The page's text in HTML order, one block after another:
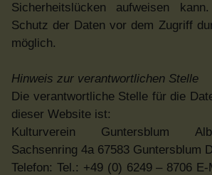
Sicherheitslücken aufweisen
Schutz der Daten vor dem Zugriff
möglich.
Hinweis zur verantwortlichen Stelle
Die verantwortliche Stelle für die
dieser Website ist:
Kulturverein Guntersblum
Sachsenring 4a 67583 Guntersblum
Telefon: Tel.: +49 (0) 6249 – 8706 E-